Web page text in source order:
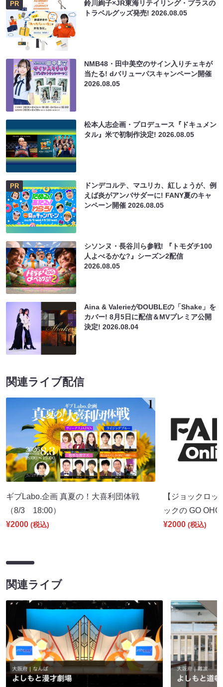
PR
鈴川絢子×JR東海リテイリング・プラスの
トラベルグッズ発売!2026.08.05
NMB48・田中美空のサイン入りチェキが
当たる! dバリューパスキャンペーン開催
2026.08.05
松本人志企画・プロデュース『ドキュメン
タル』米で初制作決定!2026.08.05
PR
ドンデコルテ、マユリカ、紅しょうが、例
えば炎がアンバサダーに! FANY夏のキャ
ンペーン開催2026.08.05
シソンヌ・長谷川ら参戦! 『トモダチ100
人よべるかな?』シーズン2配信
2026.08.05
Aina & ValerieがDOUBLEの「Shake」を
カバー! 8月5日に配信＆MVプレミア公開
決定!2026.08.04
関連ライブ配信
ギブLabo.企画 真夏の！大喜利団体戦
（8/3 18:00）
¥2000 (税込)
【ジョックロ
ックの GO
¥2000 (税込)
関連ライブ